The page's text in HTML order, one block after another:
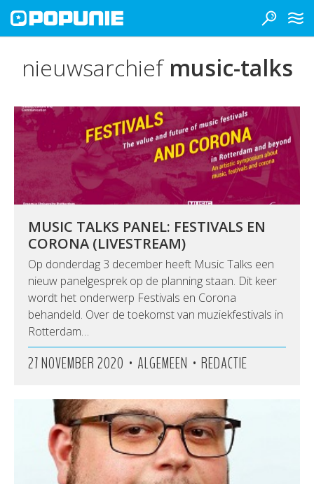
nieuwsarchief music-talks
MUSIC TALKS PANEL: FESTIVALS EN
CORONA (LIVESTREAM)
Op donderdag 3 december heeft Music Talks een
nieuw panelgesprek op de planning staan. Dit keer
wordt het onderwerp Festivals en Corona
behandeld. Over de toekomst van muziekfestivals in
Rotterdam…
27 NOVEMBER 2020 • ALGEMEEN • REDACTIE